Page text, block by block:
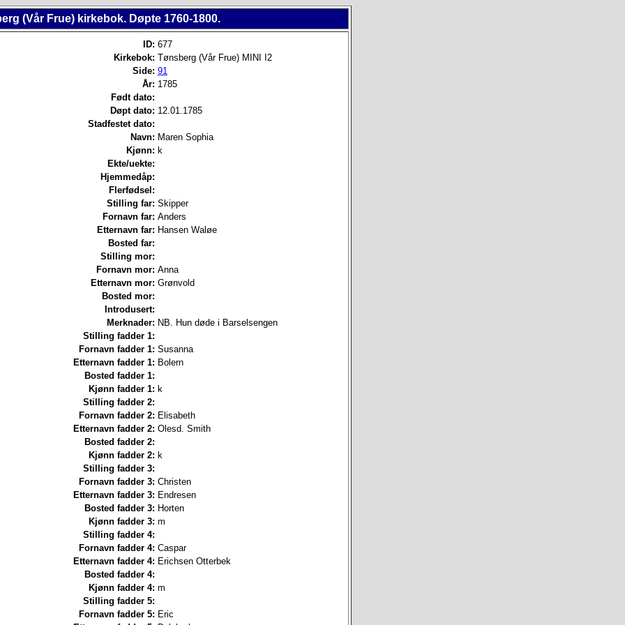
(Vår Frue) kirkebok. Døpte 1760-1800.
ID: 677
Kirkebok: Tønsberg (Vår Frue) MINI I2
Side: 91
År: 1785
Født dato:
Døpt dato: 12.01.1785
Stadfestet dato:
Navn: Maren Sophia
Kjønn: k
Ekte/uekte:
Hjemmedåp:
Flerfødsel:
Stilling far: Skipper
Fornavn far: Anders
Etternavn far: Hansen Waløe
Bosted far:
Stilling mor:
Fornavn mor: Anna
Etternavn mor: Grønvold
Bosted mor:
Introdusert:
Merknader: NB. Hun døde i Barselsengen
Stilling fadder 1:
Fornavn fadder 1: Susanna
Etternavn fadder 1: Bolern
Bosted fadder 1:
Kjønn fadder 1: k
Stilling fadder 2:
Fornavn fadder 2: Elisabeth
Etternavn fadder 2: Olesd. Smith
Bosted fadder 2:
Kjønn fadder 2: k
Stilling fadder 3:
Fornavn fadder 3: Christen
Etternavn fadder 3: Endresen
Bosted fadder 3: Horten
Kjønn fadder 3: m
Stilling fadder 4:
Fornavn fadder 4: Caspar
Etternavn fadder 4: Erichsen Otterbek
Bosted fadder 4:
Kjønn fadder 4: m
Stilling fadder 5:
Fornavn fadder 5: Eric